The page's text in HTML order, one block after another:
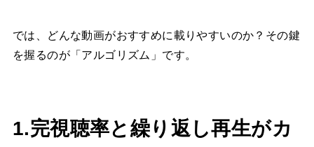
では、どんな動画がおすすめに載りやすいのか？その鍵
を握るのが「アルゴリズム」です。
1.完視聴率と繰り返し再生がカ